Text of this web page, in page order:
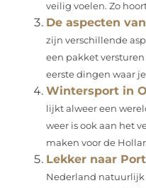
veilig voelen. Zo
De aspecten
zijn verschillende
een pakket
eerste dingen waar
Wintersport in
lijkt alweer een
weer is ook aan het
maken voor de
Lekker naar
Nederland natuurlijk